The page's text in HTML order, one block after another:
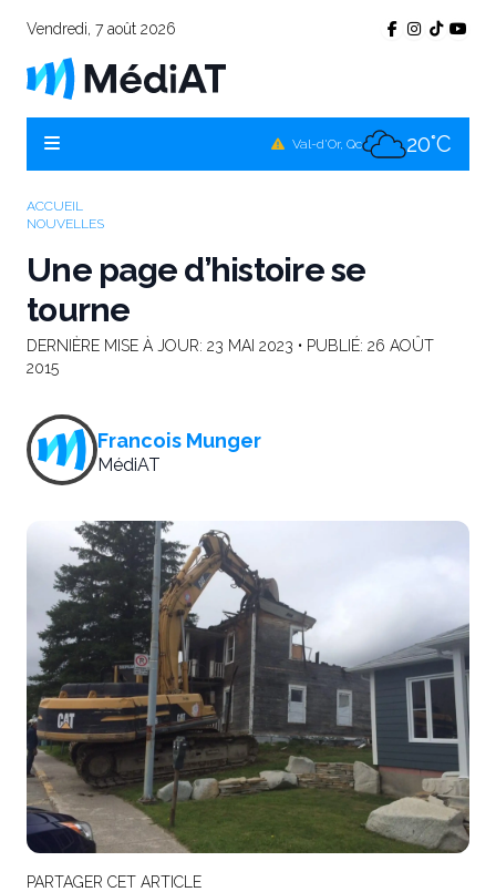
Vendredi, 7 août 2026
Val-d'Or, Qc 20°C
ACCUEIL
NOUVELLES
Une page d’histoire se
tourne
DERNIÈRE MISE À JOUR: 23 MAI 2023 • PUBLIÉ: 26 AOÛT
2015
Francois Munger
MédiAT
PARTAGER CET ARTICLE